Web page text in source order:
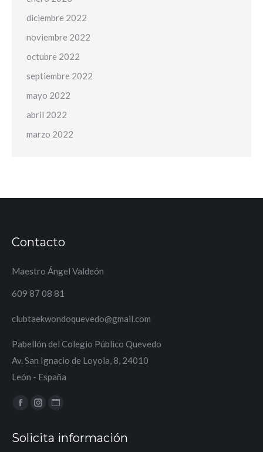
diciembre 2022
noviembre 2022
octubre 2022
septiembre 2022
mayo 2022
abril 2022
marzo 2022
Contacto
Maestro Ángel Valdeón
609 87 08 81
clubtaekwondoquevedo@gmail.com
Pabellón del Colegio Público Quevedo
Av. San Ignacio de Loyola, 8, 24010
León - España
Encuéntranos en:
Facebook
opens
Instagram
opens
Sitio
page
Solicita información